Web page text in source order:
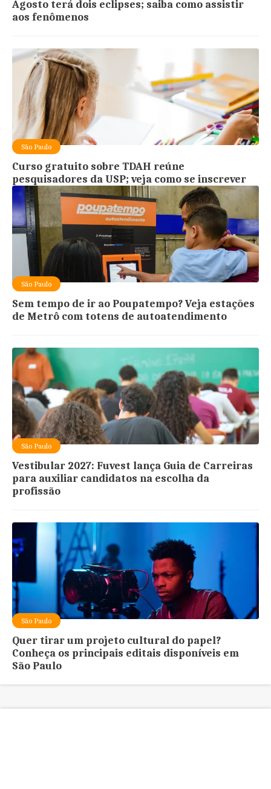
Agosto terá dois eclipses; saiba como assistir
aos fenômenos
São Paulo
Curso gratuito sobre TDAH reúne
pesquisadores da USP; veja como se inscrever
São Paulo
Sem tempo de ir ao Poupatempo? Veja estações
de Metrô com totens de autoatendimento
São Paulo
Vestibular 2027: Fuvest lança Guia de Carreiras
para auxiliar candidatos na escolha da
profissão
São Paulo
Quer tirar um projeto cultural do papel?
Conheça os principais editais disponíveis em
São Paulo